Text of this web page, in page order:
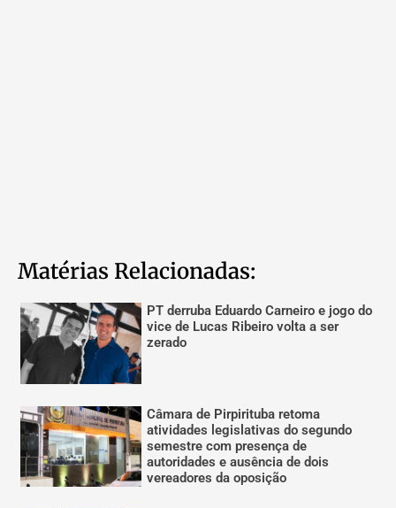
Matérias Relacionadas:
PT derruba Eduardo Carneiro e jogo do
vice de Lucas Ribeiro volta a ser
zerado
Câmara de Pirpirituba retoma
atividades legislativas do segundo
semestre com presença de
autoridades e ausência de dois
vereadores da oposição